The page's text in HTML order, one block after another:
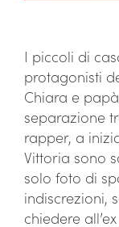
I piccoli di
protagonisti
Chiara e
separazione
rapper, a
Vittoria sono
solo foto di
indiscrezioni,
chiedere